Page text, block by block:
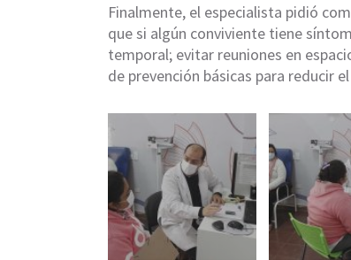
Finalmente, el especialista pidió
que si algún conviviente tiene
temporal; evitar reuniones en
de prevención básicas para reducir